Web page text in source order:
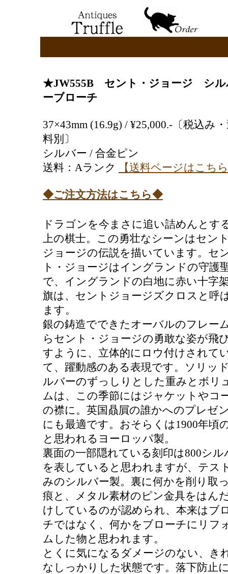
★JW555B セント・ジョージ シル
ーブローチ
37×43mm (16.9g) / ¥25,000.-〔税込み
料別〕
シルバー / 合金ピン
送料：Aランク
【送料ページはこち
◆ご注文方法はこちら◆
ドラゴンを今まさに追い詰めんとす
上の棋士。この勇壮なシーンはセン
ジョージの伝説を描いています。セ
ト・ジョージはイングランドの守護
で、イングランドの白地に赤い十字
旗は、セントジョージズクロスと呼
ます。
銀の鋳造でできたオーバルのフレー
らセント・ジョージの勇敢な姿が飛
すように、立体的にロウ付けされて
て、躍動感のある表現です。ソリッ
ルバーのずっしりとした重みとボリ
ムは、この季節にはジャケットやコ
の襟に。英国贔屓の誰かへのプレゼ
にも最適です。おそらくは1900年頃
と思われるヨーロッパ製。
裏面の一部隠れている刻印は800シル
を表していると思われますが、テス
みのシルバー製。裏に何かを削り取
痕と、メタル素材のピン金具をはん
けしているのが認められ、本来はブ
チではなく、何かをブローチにリフ
ムした物と思われます。
とくに気になるダメージのない、き
なしっかりした状態です。落下防止